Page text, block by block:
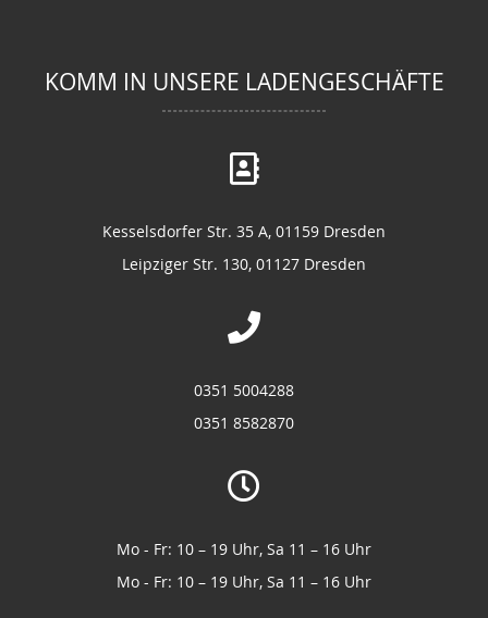
KOMM IN UNSERE LADENGESCHÄFTE
Kesselsdorfer Str. 35 A, 01159 Dresden
Leipziger Str. 130, 01127 Dresden
0351 5004288
0351 8582870
Mo - Fr: 10 – 19 Uhr, Sa 11 – 16 Uhr
Mo - Fr: 10 – 19 Uhr, Sa 11 – 16 Uhr